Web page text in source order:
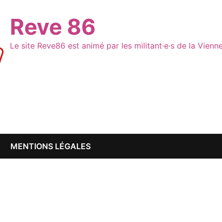
Reve 86
Le site Reve86 est animé par les militant·e·s de la
MENTIONS LÉGALES